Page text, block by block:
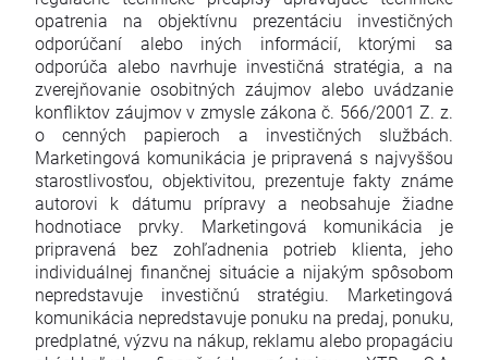
opatrenia na objektívnu prezentáciu investičných
odporúčaní alebo iných informácií, ktorými sa
odporúča alebo navrhuje investičná stratégia, a na
zverejňovanie osobitných záujmov alebo uvádzanie
konfliktov záujmov v zmysle zákona č. 566/2001 Z. z.
o cenných papieroch a investičných službách.
Marketingová komunikácia je pripravená s najvyššou
starostlivosťou, objektivitou, prezentuje fakty známe
autorovi k dátumu prípravy a neobsahuje žiadne
hodnotiace prvky. Marketingová komunikácia je
pripravená bez zohľadnenia potrieb klienta, jeho
individuálnej finančnej situácie a nijakým spôsobom
nepredstavuje investičnú stratégiu. Marketingová
komunikácia nepredstavuje ponuku na predaj, ponuku,
predplatné, výzvu na nákup, reklamu alebo propagáciu